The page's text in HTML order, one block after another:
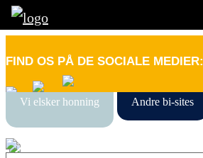
FIND OS PÅ DE SOCIALE MEDIER:
Vi elsker honning Andre bi-sites